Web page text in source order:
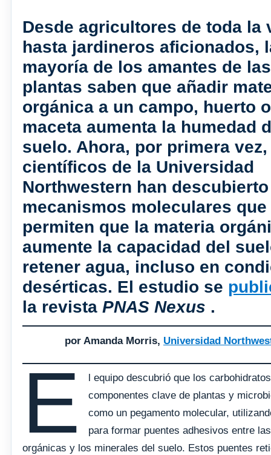
Desde agricultores de toda la
hasta jardineros aficionados,
mayoría de los amantes de las
plantas saben que añadir
orgánica a un campo, huerto o
maceta aumenta la humedad
suelo. Ahora, por primera vez,
científicos de la Universidad
Northwestern han
mecanismos moleculares que
permiten que la materia
aumente la capacidad del
retener agua, incluso en
desérticas. El estudio se
la revista PNAS Nexus .
por Amanda Morris, Universidad
E
l equipo descubrió que los
componentes clave de plantas y
como un pegamento molecular,
para formar puentes adhesivos entre
orgánicas y los minerales del suelo. Estos puentes